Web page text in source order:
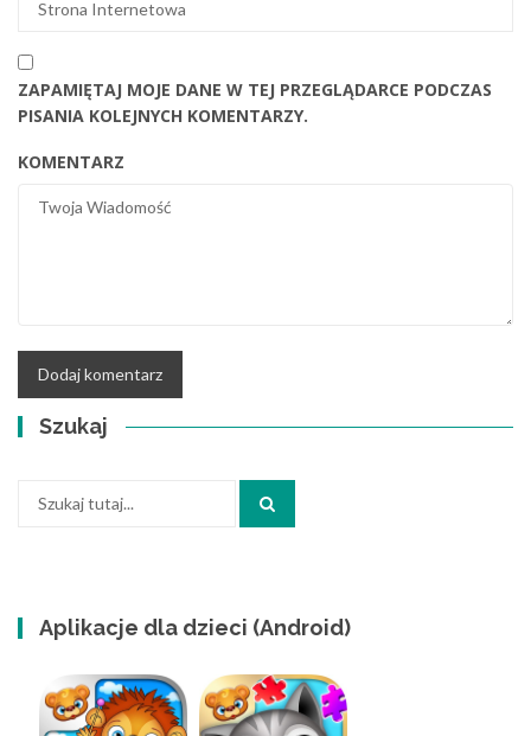
ZAPAMIĘTAJ MOJE DANE W TEJ PRZEGLĄDARCE PODCZAS
PISANIA KOLEJNYCH KOMENTARZY.
KOMENTARZ
Szukaj
Aplikacje dla dzieci (Android)